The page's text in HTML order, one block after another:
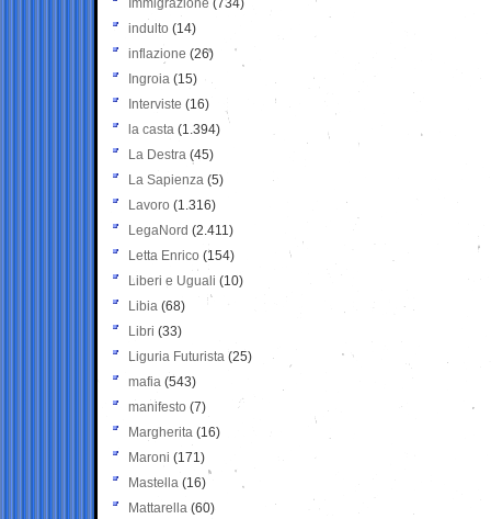
Immigrazione (734)
indulto (14)
inflazione (26)
Ingroia (15)
Interviste (16)
la casta (1.394)
La Destra (45)
La Sapienza (5)
Lavoro (1.316)
LegaNord (2.411)
Letta Enrico (154)
Liberi e Uguali (10)
Libia (68)
Libri (33)
Liguria Futurista (25)
mafia (543)
manifesto (7)
Margherita (16)
Maroni (171)
Mastella (16)
Mattarella (60)